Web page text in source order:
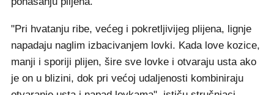
"Pri hvatanju ribe, većeg i pokretljivijeg plijena, lignje
napadaju naglim izbacivanjem lovki. Kada love kozice,
manji i sporiji plijen, šire sve lovke i otvaraju usta ako
je on u blizini, dok pri većoj udaljenosti kombiniraju